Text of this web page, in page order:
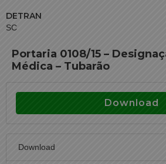
DETRAN
SC
Portaria 0108/15 –
Médica – Tubarão
Download
Download